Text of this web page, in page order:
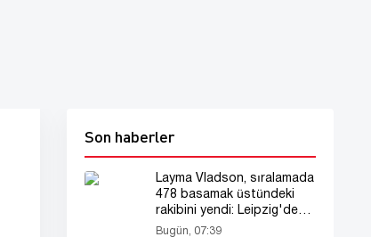
Son haberler
Layma Vladson, sıralamada
478 basamak üstündeki
rakibini yendi: Leipzig'de
sansasyon!
Bugün, 07:39